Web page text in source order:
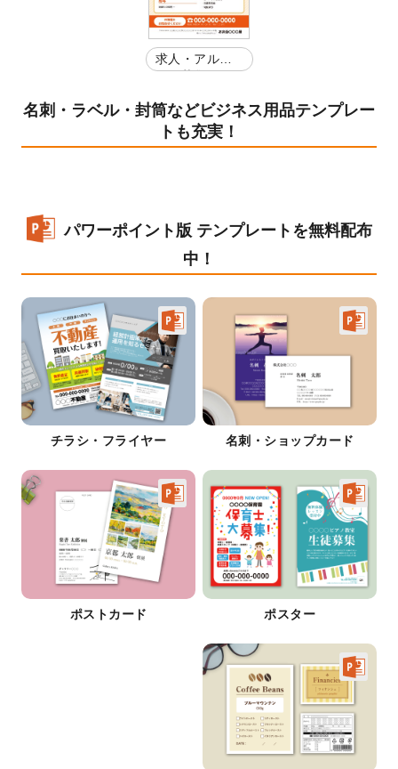
求人・アルバ
イト募集
名刺・ラベル・封筒などビジネス用品テンプレー
トも充実！
パワーポイント版 テンプレートを無料配布
中！
チラシ・フライヤー 名刺・ショップカード
ポストカード ポスター